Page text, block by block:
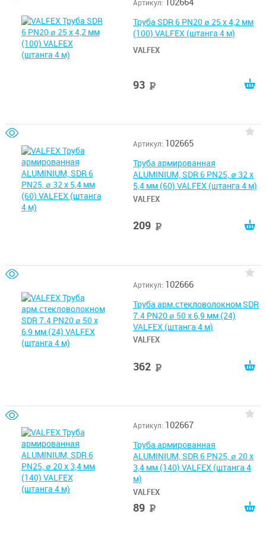
Артикул:
Труба SDR 6 PN20 ø 25 х 4,2 мм
(100) VALFEX (штанга 4 м)
VALFEX
93
Артикул: 102665
Труба армированная
ALUMINIUM, SDR 6 PN25, ø 32 х
5,4 мм (60) VALFEX (штанга 4 м)
VALFEX
209
Артикул: 102666
Труба арм.стекловолокном SDR
7.4 PN20 ø 50 х 6,9 мм (24)
VALFEX (штанга 4 м)
VALFEX
362
Артикул: 102667
Труба армированная
ALUMINIUM, SDR 6 PN25, ø 20 х
3,4 мм (140) VALFEX (штанга 4
м)
VALFEX
89